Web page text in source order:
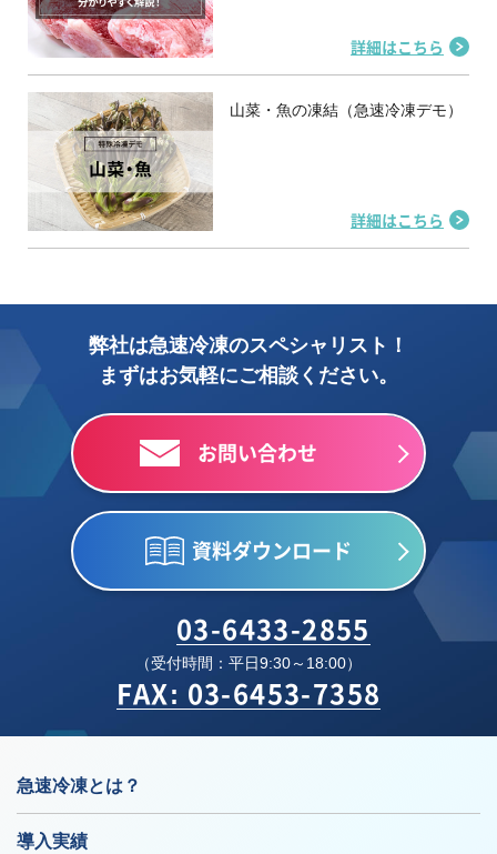
詳細はこちら
山菜・魚の凍結（急速冷凍デモ）
詳細はこちら
弊社は急速冷凍のスペシャリスト！
まずはお気軽にご相談ください。
お問い合わせ
資料ダウンロード
03-6433-2855
（受付時間：平日9:30～18:00）
FAX: 03-6453-7358
急速冷凍とは？
導入実績